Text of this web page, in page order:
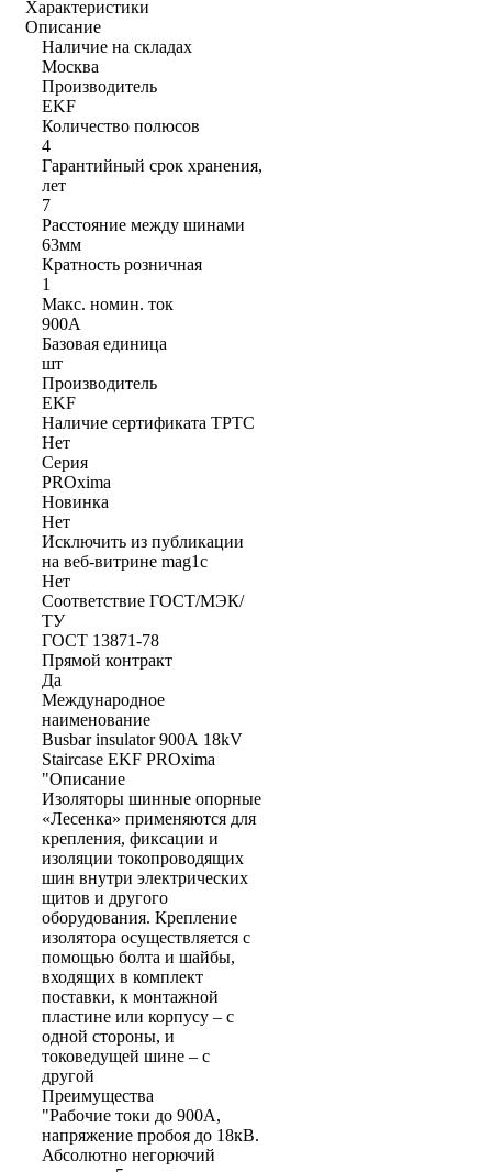
Характеристики
Описание
Наличие на складах
Москва
Производитель
EKF
Количество полюсов
4
Гарантийный срок хранения,
лет
7
Расстояние между шинами
63мм
Кратность розничная
1
Макс. номин. ток
900А
Базовая единица
шт
Производитель
EKF
Наличие сертификата ТРТС
Нет
Серия
PROxima
Новинка
Нет
Исключить из публикации
на веб-витрине mag1c
Нет
Соответствие ГОСТ/МЭК/
ТУ
ГОСТ 13871-78
Прямой контракт
Да
Международное
наименование
Busbar insulator 900А 18kV
Staircase EKF PROxima
"Описание
Изоляторы шинные опорные
«Лесенка» применяются для
крепления, фиксации и
изоляции токопроводящих
шин внутри электрических
щитов и другого
оборудования. Крепление
изолятора осуществляется с
помощью болта и шайбы,
входящих в комплект
поставки, к монтажной
пластине или корпусу – с
одной стороны, и
токоведущей шине – с
другой
Преимущества
"Рабочие токи до 900А,
напряжение пробоя до 18кВ.
Абсолютно негорючий